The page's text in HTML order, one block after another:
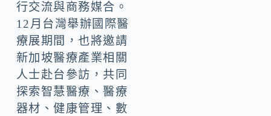
行交流與商務媒合。
12月台灣舉辦國際醫
療展期間，也將邀請
新加坡醫療產業相關
人士赴台參訪，共同
探索智慧醫療、醫療
器材、健康管理、數